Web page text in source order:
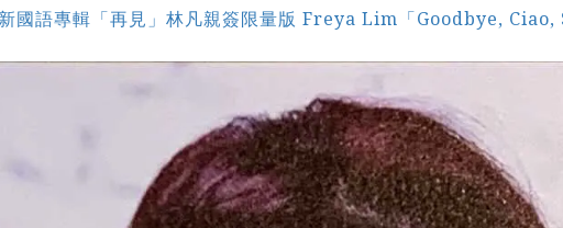
國語專輯「再見」林凡親簽限量版 Freya Lim「Goodbye, Ciao,